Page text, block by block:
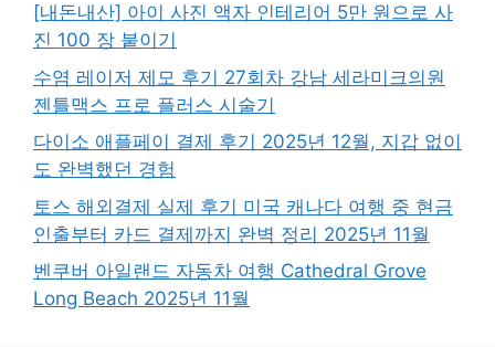
[내돈내산] 아이 사진 액자 인테리어 5만 원으로 사
진 100 장 붙이기
수염 레이저 제모 후기 27회차 강남 세라미크의원
젠틀맥스 프로 플러스 시술기
다이소 애플페이 결제 후기 2025년 12월, 지갑 없이
도 완벽했던 경험
토스 해외결제 실제 후기 미국 캐나다 여행 중 현금
인출부터 카드 결제까지 완벽 정리 2025년 11월
벤쿠버 아일랜드 자동차 여행 Cathedral Grove
Long Beach 2025년 11월